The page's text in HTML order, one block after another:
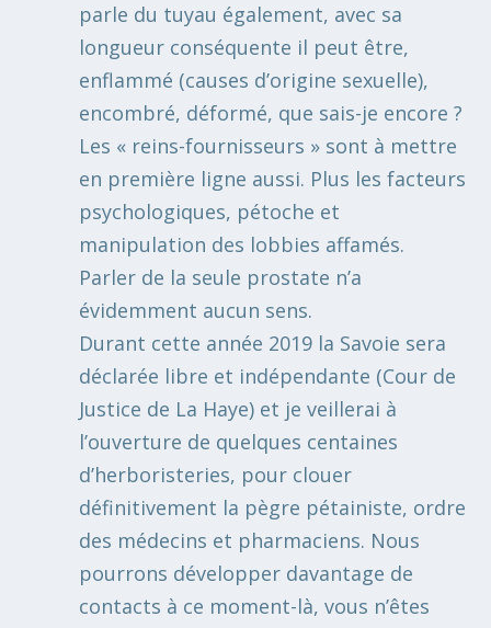
parle du tuyau également, avec sa
longueur conséquente il peut être,
enflammé (causes d’origine sexuelle),
encombré, déformé, que sais-je encore ?
Les « reins-fournisseurs » sont à mettre
en première ligne aussi. Plus les facteurs
psychologiques, pétoche et
manipulation des lobbies affamés.
Parler de la seule prostate n’a
évidemment aucun sens.
Durant cette année 2019 la Savoie sera
déclarée libre et indépendante (Cour de
Justice de La Haye) et je veillerai à
l’ouverture de quelques centaines
d’herboristeries, pour clouer
définitivement la pègre pétainiste, ordre
des médecins et pharmaciens. Nous
pourrons développer davantage de
contacts à ce moment-là, vous n’êtes